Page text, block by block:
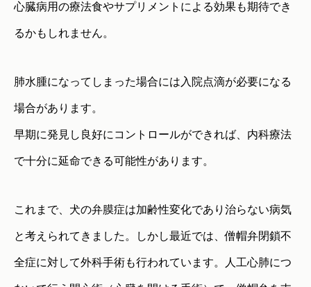
心臓病用の療法食やサプリメントによる効果も期待でき
るかもしれません。
肺水腫になってしまった場合には入院点滴が必要になる
場合があります。
早期に発見し良好にコントロールができれば、内科療法
で十分に延命できる可能性があります。
これまで、犬の弁膜症は加齢性変化であり治らない病気
と考えられてきました。しかし最近では、僧帽弁閉鎖不
全症に対して外科手術も行われています。人工心肺につ